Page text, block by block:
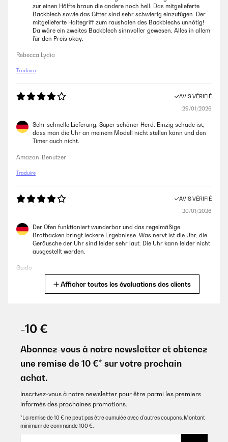
Très jolie four esprit vintage bien réussi je ne l es pas encore installé
avoir avec le temps!!!!
Conforme à la photo, belle qualité.
zur einen Hälfte braun die andere noch hell. Das mitgelieferte
Backblech sowie das Gitter sind sehr schwierig einzufügen. Der
mitgelieferte Haltegriff zum rausholen des Backblechs unnötig!
Da wäre ein zweites Backblech sinnvoller gewesen. Alles in allem
für den Preis okay.
Rebecca Lydia
Traduire
AVIS VÉRIFIÉ
29/01/2026
Sehr schnelle Lieferung. Super schöner Herd. Einzig schade ist,
dass man die Uhr an meinem Modell nicht stellen kann und den
Timer auch nicht.
Amazon-Benutzer
Traduire
AVIS VÉRIFIÉ
20/01/2026
Der Ofen funktioniert wunderbar und das regelmäßige
Brotbacken bringt leckere Ergebnisse. Was nervt ist die Uhr, die
Geräusche der Uhr sind leider sehr laut. Die Uhr kann leider nicht
ausgestellt werden.
Guido
dobrze. Wiele funkcji do wyboru wg potrzeby. Problem był z
zegarem , szybko zostało to naprawione, wiązało się z
wysłaniem do serwisu sprzętu. Reklamacja przebiegła sprawnie.
Sprzęt działa i jestem bardzo zadowolona. Cały sprzęt mam w
stylu retro . Bardzo polecam.
Agata
AVIS VÉRIFIÉ
Afficher toutes les évaluations des clients
-10 €
Abonnez-vous à notre newsletter et obtenez
une remise de 10 €* sur votre prochain
achat.
Inscrivez-vous à notre newsletter pour être parmi les premiers
informés des prochaines promotions.
*La remise de 10 € ne peut pas être cumulée avec d’autres coupons. Montant
minimum de commande 100 €.